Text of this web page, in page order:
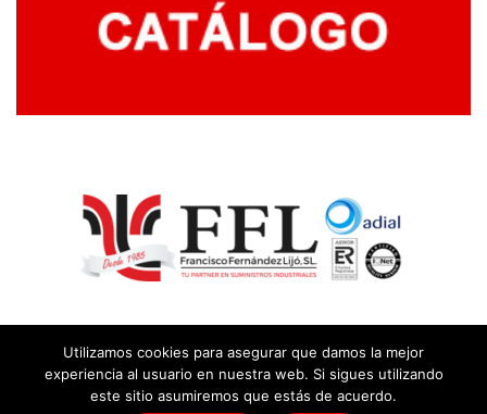
2026 |Aviso legal y política de privacidad
Utilizamos cookies para asegurar que damos la mejor
experiencia al usuario en nuestra web. Si sigues utilizando
este sitio asumiremos que estás de acuerdo.